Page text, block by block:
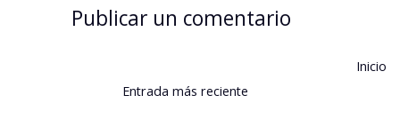
Publicar un comentario
Entrada más reciente
Inicio